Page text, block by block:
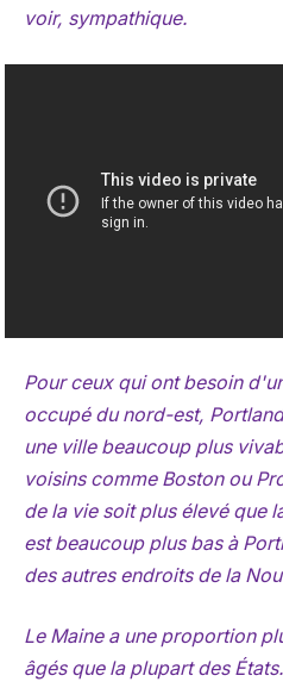
voir, sympathique.
Pour ceux qui ont besoin
occupé du nord-est,
une ville beaucoup plus
voisins comme Boston ou
de la vie soit plus élevé que
est beaucoup plus bas à
des autres endroits de la
Le Maine a une proportion
âgés que la plupart des